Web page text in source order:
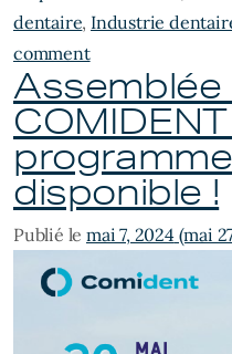
dentaire, Industrie
commenton Tribune : le
Assemblée
COMIDENT
disponible !
Publié le mai 7, 2024(mai